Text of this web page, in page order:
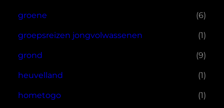
groene (6)
groepsreizen jongvolwassenen (1)
grond (9)
heuvelland (1)
hometogo (1)